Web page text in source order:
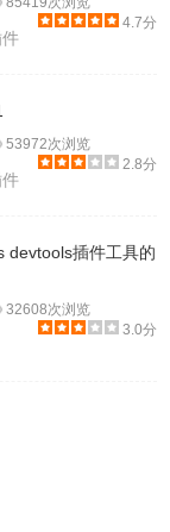
4.7分
53972次浏览
2.8分
devtools插件工具的
32608次浏览
3.0分